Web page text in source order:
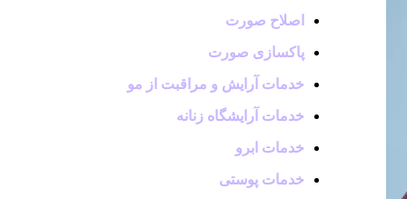
اصلاح صورت
پاکسازی صورت
خدمات آرایش و مراقبت از مو
خدمات آرایشگاه زنانه
خدمات ابرو
خدمات پوستی